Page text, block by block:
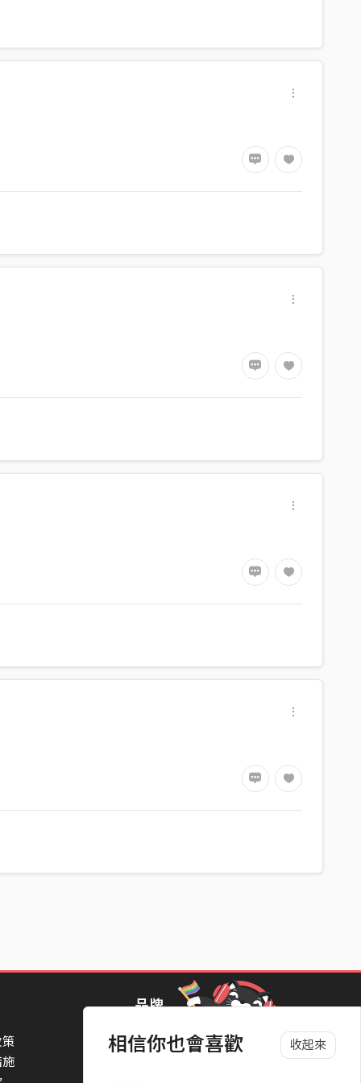
相信你也會喜歡 收起來
策
施
品牌
StreetVoice Awards 街聲音樂獎